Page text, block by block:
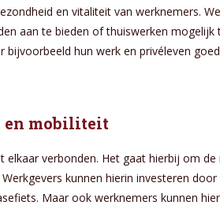
en vitaliteit van werknemers.
aan te bieden of thuiswerken mogelijk
hun werk en privéleven
en mobiliteit
verbonden. Het gaat hierbij om
kunnen hierin investeren
Maar ook werknemers kunnen